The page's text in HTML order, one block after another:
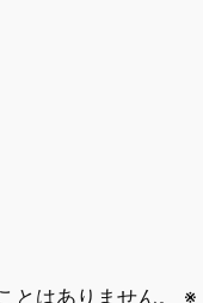
とはありません。 ※